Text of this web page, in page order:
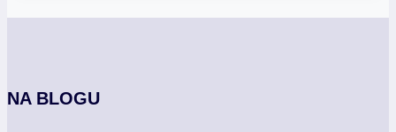
NA BLOGU